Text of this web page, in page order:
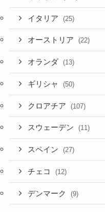
イタリア (25)
オーストリア (22)
オランダ (13)
ギリシャ (50)
クロアチア (107)
スウェーデン (11)
スペイン (27)
チェコ (12)
デンマーク (9)